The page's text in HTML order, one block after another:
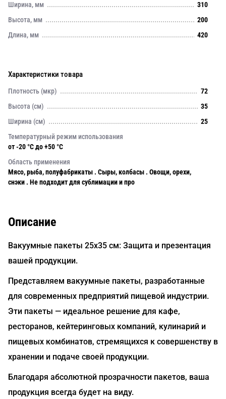
Ширина, мм
310
Высота, мм
200
Длина, мм
420
Характеристики товара
Плотность (мкр)
72
Высота (см)
35
Ширина (см)
25
Температурный режим использования
от -20 °С до +50 °С
Область применения
Мясо, рыба, полуфабрикаты . Сыры, колбасы . Овощи, орехи,
снэки . Не подходит для сублимации и про
Описание
Вакуумные пакеты 25х35 см: Защита и презентация
вашей продукции.
Представляем вакуумные пакеты, разработанные
для современных предприятий пищевой индустрии.
Эти пакеты — идеальное решение для кафе,
ресторанов, кейтеринговых компаний, кулинарий и
пищевых комбинатов, стремящихся к совершенству в
хранении и подаче своей продукции.
Благодаря абсолютной прозрачности пакетов, ваша
продукция всегда будет на виду.